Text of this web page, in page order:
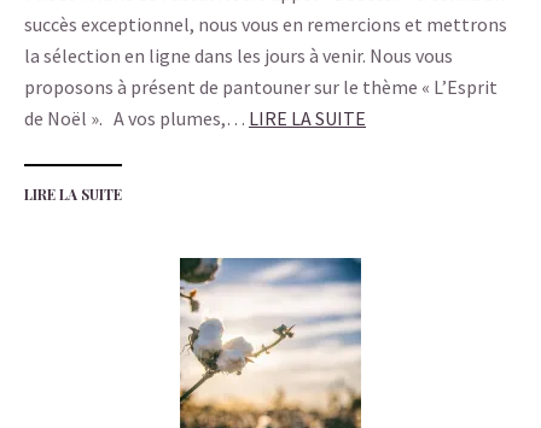
succès exceptionnel, nous vous en remercions et mettrons
la sélection en ligne dans les jours à venir. Nous vous
proposons à présent de pantouner sur le thème « L’Esprit
de Noël ». A vos plumes,… LIRE LA SUITE
LIRE LA SUITE